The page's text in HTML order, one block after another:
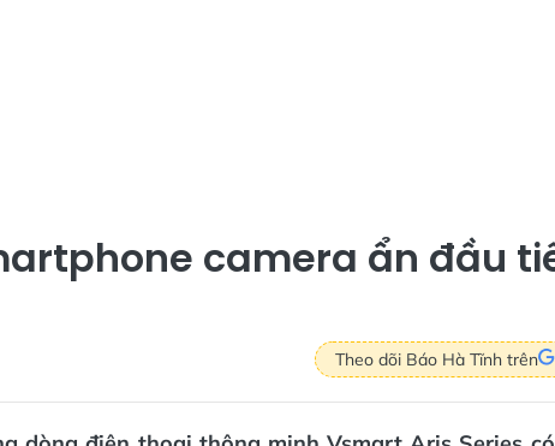
camera ẩn đầu
Theo dõi Báo Hà Tĩnh trên